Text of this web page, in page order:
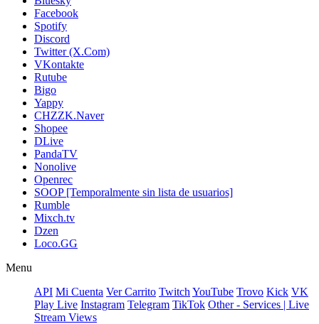
Facebook
Spotify
Discord
Twitter (X.Com)
VKontakte
Rutube
Bigo
Yappy
CHZZK.Naver
Shopee
DLive
PandaTV
Nonolive
Openrec
SOOP [Temporalmente sin lista de usuarios]
Rumble
Mixch.tv
Dzen
Loco.GG
Menu
API Mi Cuenta Ver Carrito Twitch YouTube Trovo Kick VK
Play Live Instagram Telegram TikTok Other - Services | Live
Stream Views